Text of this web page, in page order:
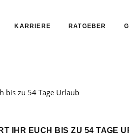
KARRIERE RATGEBER
IHR EUCH BIS ZU 54 TAGE